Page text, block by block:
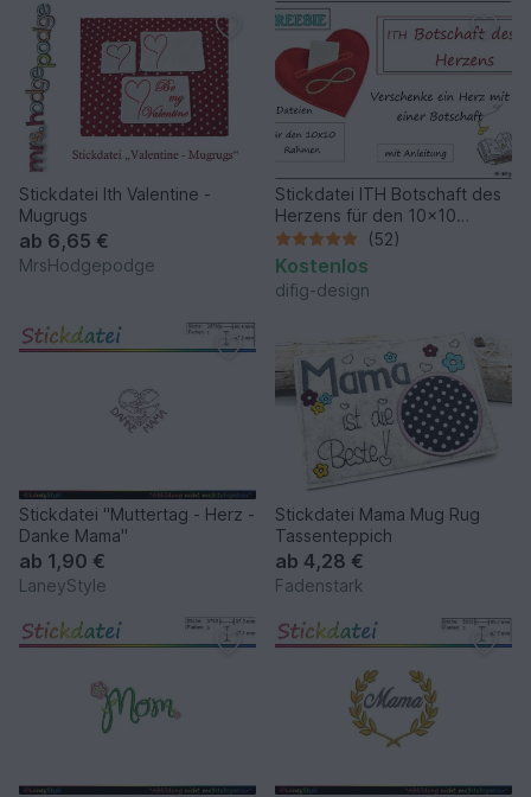
Stickdatei Ith Valentine -
Mugrugs
ab 6,65 €
MrsHodgepodge
Stickdatei ITH Botschaft des
Herzens für den 10x10
Rahmen
(52)
Kostenlos
difig-design
Stickdatei "Muttertag - Herz -
Danke Mama"
ab 1,90 €
LaneyStyle
Stickdatei Mama Mug Rug
Tassenteppich
ab 4,28 €
Fadenstark